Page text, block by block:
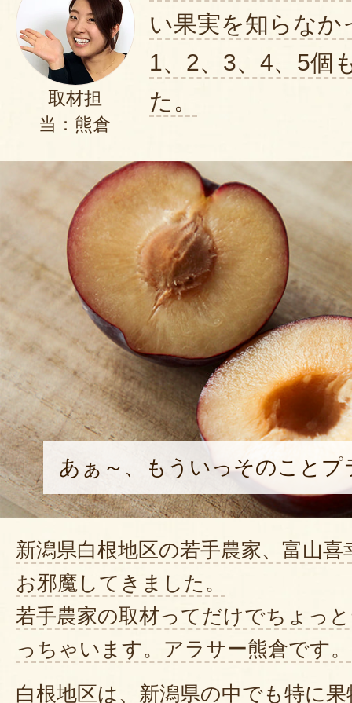
取材担
当：熊倉
い果実を知らな
1、2、3、4、5個
た。
あぁ～、もういっそのこと
新潟県白根地区の若手農家、富山
お邪魔してきました。
若手農家の取材ってだけでちょっ
っちゃいます。アラサー熊倉です。
白根地区は、新潟県の中でも特に